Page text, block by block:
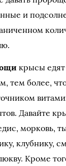
и
крысы
тем более,
Давайте
морковь,
клубнику,
Кроме